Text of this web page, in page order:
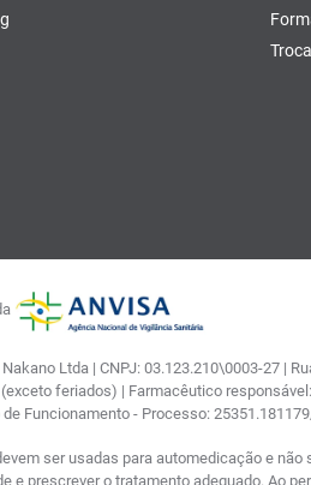
Ltda | CNPJ: 03.123.210\0003-27 |
feriados) | Farmacêutico
de Funcionamento - Processo:
ser usadas para automedicação e
e prescrever o tratamento adequado. Ao